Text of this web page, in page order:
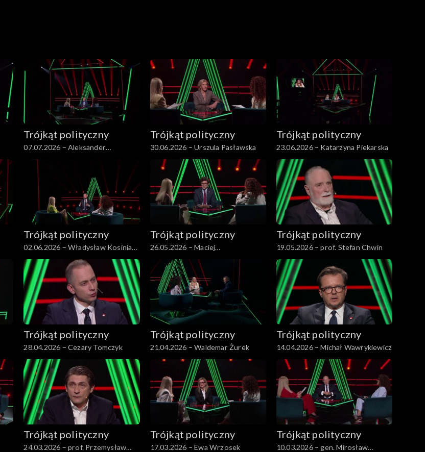
Trójkąt polityczny
07.07.2026 – Aleksander
Kwaśniewski
Trójkąt polityczny
30.06.2026 – Urszula Pasławska
Trójkąt polityczny
23.06.2026 – Katarzyna Piekarska
Trójkąt polityczny
02.06.2026 – Władysław Kosiniak-
Kamysz
Trójkąt polityczny
26.05.2026 – Maciej
Tomczykiewicz
Trójkąt polityczny
19.05.2026 – prof. Stefan Chwin
Trójkąt polityczny
28.04.2026 – Cezary Tomczyk
Trójkąt polityczny
21.04.2026 – Waldemar Żurek
Trójkąt polityczny
14.04.2026 – Michał Wawrykiewicz
Trójkąt polityczny
24.03.2026 – prof. Przemysław
Trójkąt polityczny
17.03.2026 – Ewa Wrzosek
Trójkąt polityczny
10.03.2026 – gen. Mirosław